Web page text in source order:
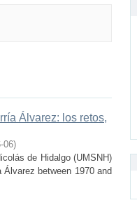
Álvarez: los retos,
06)
de Hidalgo (UMSNH)
between 1970 and